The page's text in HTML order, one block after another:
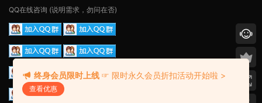
QQ在线咨询 (说明需求，勿问在否)
终身会员限时上线 ☞ 限时永久会员折扣活动开始啦 >
查看优惠